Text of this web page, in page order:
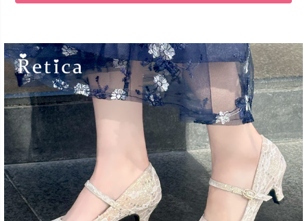
■注意事項